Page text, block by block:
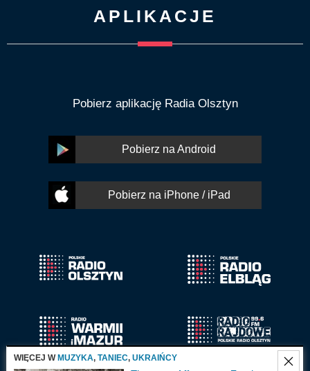
APLIKACJE
Pobierz aplikację Radia Olsztyn
Pobierz na Android
Pobierz na iPhone / iPad
WIĘCEJ W MUZYKA, TANIEC, UKRAIŃCY